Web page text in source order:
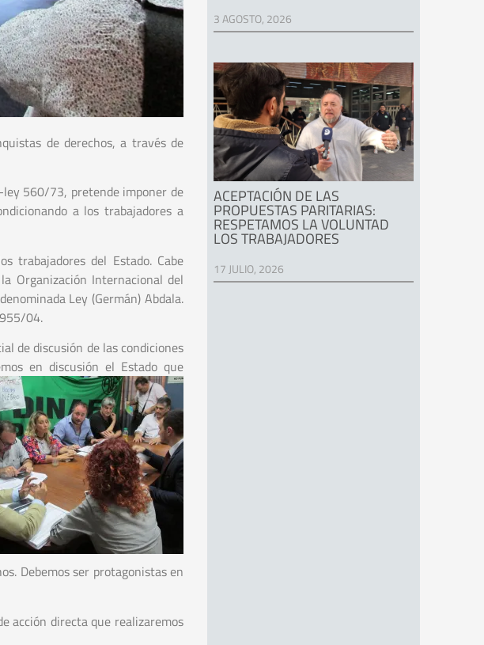
de derechos, a través de
560/73, pretende imponer de
a los trabajadores a
trabajadores del Estado. Cabe
Organización Internacional del
Ley (Germán) Abdala.
04.
de discusión de las condiciones
en discusión el Estado que
Debemos ser protagonistas en
acción directa que realizaremos
3 AGOSTO, 2026
ACEPTACIÓN DE LAS
PROPUESTAS PARITARIAS:
RESPETAMOS LA VOLUNTAD
LOS TRABAJADORES
17 JULIO, 2026